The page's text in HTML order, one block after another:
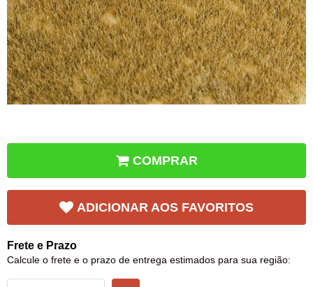
COMPRAR
ADICIONAR AOS FAVORITOS
Frete e Prazo
Calcule o frete e o prazo de entrega estimados para sua região: